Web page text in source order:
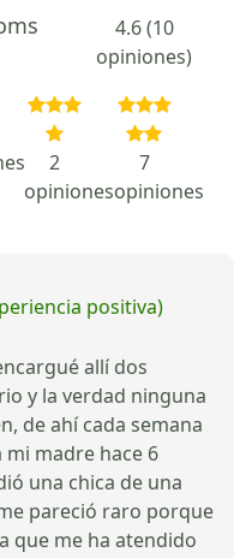
4.6 (10
opiniones)
2
opiniones
7
opiniones
positiva)
allí dos
y la verdad ninguna
de ahí cada semana
madre hace 6
una chica de una
pareció raro porque
que me ha atendido